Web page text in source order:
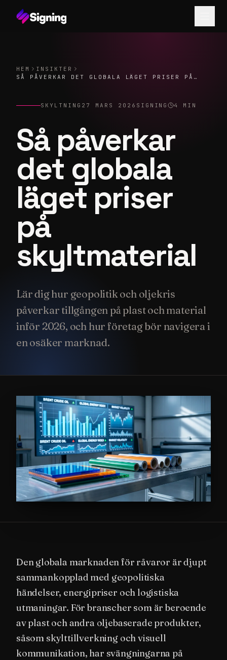
HEM
INSIKTER
SÅ PÅVERKAR DET GLOBALA LÄGET PRISER PÅ
SKYLTNING 27 MARS 2026 SIGNING 4 MIN
Så påverkar
det globala
läget priser
på
skyltmaterial
Lär dig hur geopolitik och oljekris
påverkar tillgången på plast och material
inför 2026, och hur företag bör navigera i
en osäker marknad.
Den globala marknaden för råvaror är djupt
sammankopplad med geopolitiska
händelser, energipriser och logistiska
utmaningar. För branscher som är beroende
av plast och andra oljebaserade produkter,
såsom skylttillverkning och visuell
kommunikation, har svängningarna på